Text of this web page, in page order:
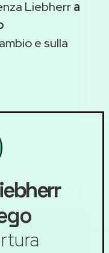
Liebherra
e sulla